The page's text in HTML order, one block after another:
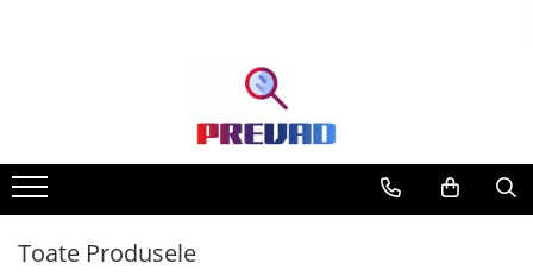
Toate Produsele